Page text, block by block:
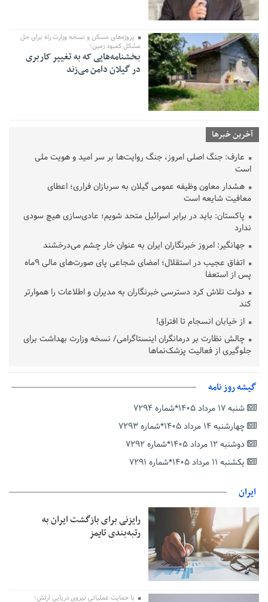
پروژه‌های مسکن و نسخه وزارت راه برای حل
مشکل کمبود زمین؛
بخشنامه‌هایی که به تغییر کاربری
در گیلان دامن می‌زند
آخرین خبرها
عارف: جنگ اصلی امروز، جنگ روایت‌ها بر سر امید و هویت ملی
است
هشدار معاون وظیفه عمومی گیلان به سربازان فراری؛ اعطای
معافیت شایعه است
پاکستان: باید در برابر اسرائیل متحد شویم؛ عادی‌سازی هیچ سودی
ندارد
جهانگیر: امروز خبرنگاران ایران به عنوان خار چشم می‌درخشند
اتفاق عجیب در استقلال؛ امضای شجاعی پای صورت‌های مالی ٩ماه
پس از استعفا
دولت تلاش کرد دسترسی خبرنگاران به مدیران و اطلاعات را هموارتر
کند
از خیابان انسجام تا افتراق!
چالش نظارت بر درمانگران اینستاگرامی/ نسخه وزارت بهداشت برای
جلوگیری از فعالیت پزشک‌نماها
پشتیبانی از زنجیره ارزش بادام زمینی در اولویت سیاست‌های
بخش دوم گفت‌وگوی پزشکیان با مردم امشب پخش می‌شود
جزئیات فعال‌سازی «کیف پول ایران» اعلام شد
حمایت از مرزنشینان نباید به زیان تولید باشد/مواد اولیه با کولبری
وارد شود
امیر اکرمی‌نیا: ارتش کاملاً آماده است
گیشه روز نامه
شنبه ۱۷ مرداد ۱۴۰۵*شماره ۷۲۹۴
چهارشنبه ۱۴ مرداد ۱۴۰۵*شماره ۷۲۹۳
دوشنبه ۱۲ مرداد ۱۴۰۵*شماره ۷۲۹۲
یکشنبه ۱۱ مرداد ۱۴۰۵*شماره ۷۲۹۱
ایران
رایزنی برای بازگشت ایران به
رتبه‌بندی تایمز
با حمایت عملیاتی نیروی دریایی ارتش؛